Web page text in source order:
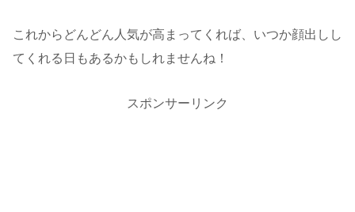
これからどんどん人気が高まってくれば、いつか顔出しし
てくれる日もあるかもしれませんね！
スポンサーリンク